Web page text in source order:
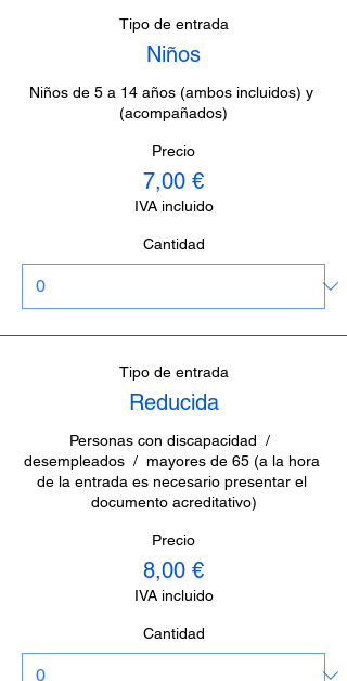
Tipo de entrada
Niños
Niños de 5 a 14 años (ambos incluidos) y
(acompañados)
Precio
7,00 €
IVA incluido
Cantidad
Tipo de entrada
Reducida
Personas con discapacidad  /
desempleados  /  mayores de 65 (a la hora
de la entrada es necesario presentar el
documento acreditativo)
Precio
8,00 €
IVA incluido
Cantidad